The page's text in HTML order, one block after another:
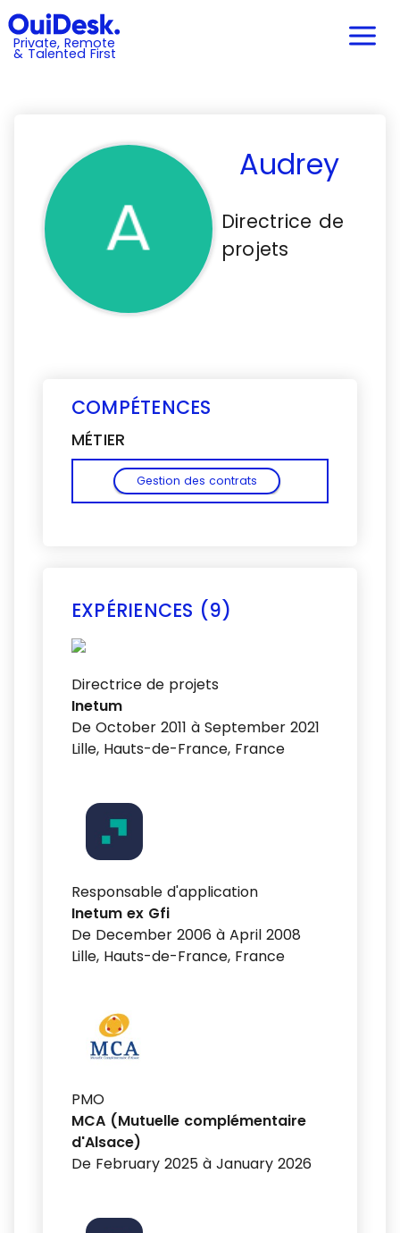
Private, Remote
& Talented First
Audrey
Directrice de
projets
COMPÉTENCES
MÉTIER
Gestion des contrats
EXPÉRIENCES (9)
Directrice de projets
Inetum
De October 2011 à September 2021
Lille, Hauts-de-France, France
Responsable d'application
Inetum ex Gfi
De December 2006 à April 2008
Lille, Hauts-de-France, France
PMO
MCA (Mutuelle complémentaire
d'Alsace)
De February 2025 à January 2026